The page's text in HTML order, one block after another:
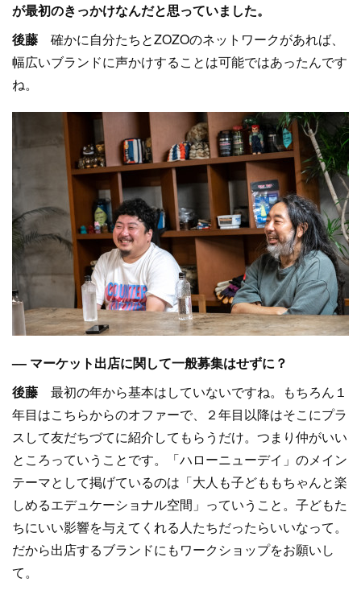
が最初のきっかけなんだと思っていました。
後藤 確かに自分たちとZOZOのネットワークがあれば、
幅広いブランドに声かけすることは可能ではあったんです
ね。
–– マーケット出店に関して一般募集はせずに？
後藤 最初の年から基本はしていないですね。もちろん１
年目はこちらからのオファーで、２年目以降はそこにプラ
スして友だちづてに紹介してもらうだけ。つまり仲がいい
ところっていうことです。「ハローニューデイ」のメイン
テーマとして掲げているのは「大人も子どももちゃんと楽
しめるエデュケーショナル空間」っていうこと。子どもた
ちにいい影響を与えてくれる人たちだったらいいなって。
だから出店するブランドにもワークショップをお願いし
て。